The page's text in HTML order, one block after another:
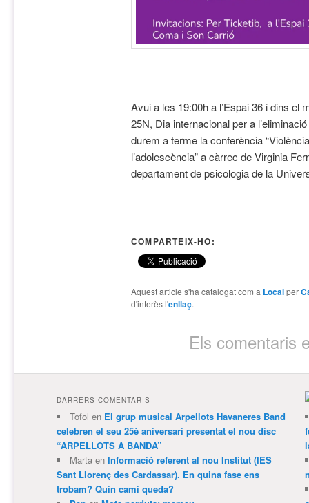
Avui a les 19:00h a l’Espai 36 i dins el
25N, Dia internacional per a
durem a terme la conferència
l’adolescència” a càrrec de Virginia
departament de psicologia de la
COMPARTEIX-HO:
Aquest article s'ha catalogat com a Localper
d'interès l'enllaç.
Els comentaris
DARRERS COMENTARIS
Tofol en El grup musical Arpellots Havaneres Band
celebren el seu 25è aniversari presentat el nou disc
“ARPELLOTS A BANDA”
Martaen Informació referent al nou Institut (IES
Sant Llorenç des Cardassar). En quina fase ens
trobam? Quin camí queda?